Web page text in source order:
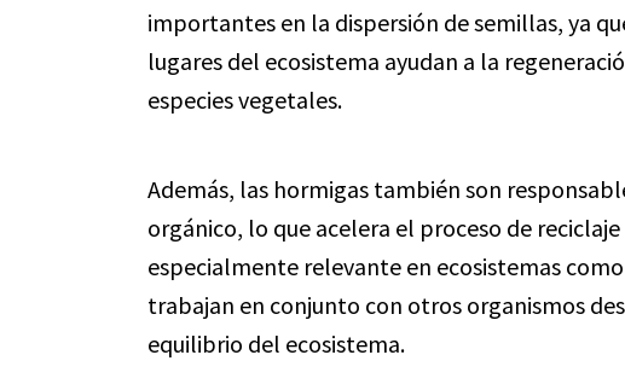
importantes en la dispersión de semillas, ya
lugares del ecosistema ayudan a la
especies vegetales.
Además, las hormigas también son
orgánico, lo que acelera el proceso de
especialmente relevante en ecosistemas
trabajan en conjunto con otros organismos
equilibrio del ecosistema.